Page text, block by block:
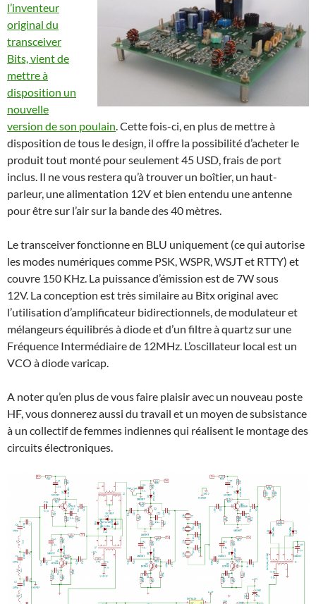
l’inventeur
original du
transceiver
Bits, vient de
mettre à
disposition un
nouvelle
version de son poulain. Cette fois-ci, en plus de mettre à
disposition de tous le design, il offre la possibilité d’acheter le
produit tout monté pour seulement 45 USD, frais de port
inclus. Il ne vous restera qu’à trouver un boîtier, un haut-
parleur, une alimentation 12V et bien entendu une antenne
pour être sur l’air sur la bande des 40 mètres.
Le transceiver fonctionne en BLU uniquement (ce qui autorise
les modes numériques comme PSK, WSPR, WSJT et RTTY) et
couvre 150 KHz. La puissance d’émission est de 7W sous
12V. La conception est très similaire au Bitx original avec
l’utilisation d’amplificateur bidirectionnels, de modulateur et
mélangeurs équilibrés à diode et d’un filtre à quartz sur une
Fréquence Intermédiaire de 12MHz. L’oscillateur local est un
VCO à diode varicap.
A noter qu’en plus de vous faire plaisir avec un nouveau poste
HF, vous donnerez aussi du travail et un moyen de subsistance
à un collectif de femmes indiennes qui réalisent le montage des
circuits électroniques.